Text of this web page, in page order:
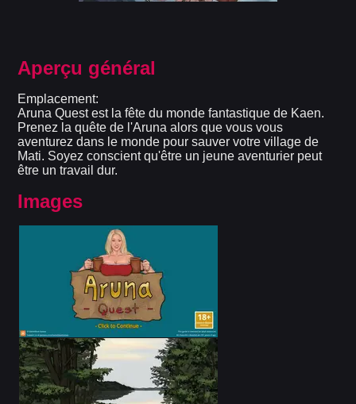
Aperçu général
Emplacement:
Aruna Quest est la fête du monde fantastique de Kaen.
Prenez la quête de l'Aruna alors que vous vous
aventurez dans le monde pour sauver votre village de
Mati. Soyez conscient qu'être un jeune aventurier peut
être un travail dur.
Images